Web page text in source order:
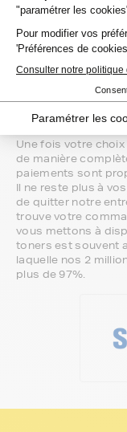
compatibilité
imprimante
sommes à
Notre équipe de
meilleur choix ou
disponibles soit
Une fois votre
de manière
paiements sont
Il ne reste plus à
de quitter notre
trouve votre
vous mettons à
toners est souvent
laquelle nos 2
plus de 97%.